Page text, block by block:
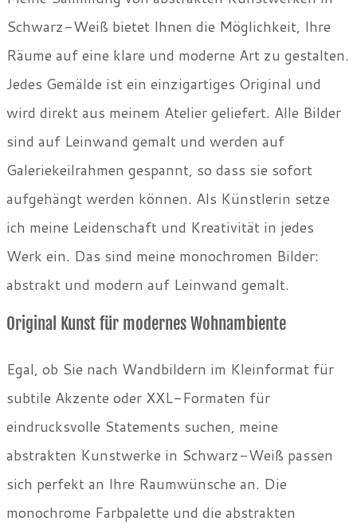
Schwarz-Weiß bietet Ihnen die Möglichkeit, Ihre
Räume auf eine klare und moderne Art zu gestalten.
Jedes Gemälde ist ein einzigartiges Original und
wird direkt aus meinem Atelier geliefert. Alle Bilder
sind auf Leinwand gemalt und werden auf
Galeriekeilrahmen gespannt, so dass sie sofort
aufgehängt werden können. Als Künstlerin setze
ich meine Leidenschaft und Kreativität in jedes
Werk ein. Das sind meine monochromen Bilder:
abstrakt und modern auf Leinwand gemalt.
Original Kunst für modernes Wohnambiente
Egal, ob Sie nach Wandbildern im Kleinformat für
subtile Akzente oder XXL-Formaten für
eindrucksvolle Statements suchen, meine
abstrakten Kunstwerke in Schwarz-Weiß passen
sich perfekt an Ihre Raumwünsche an. Die
monochrome Farbpalette und die abstrakten